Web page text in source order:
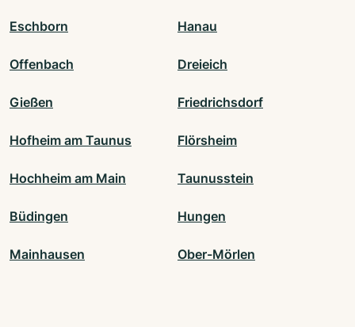
Eschborn Hanau
Offenbach Dreieich
Gießen Friedrichsdorf
Hofheim am Taunus Flörsheim
Hochheim am Main Taunusstein
Büdingen Hungen
Mainhausen Ober-Mörlen